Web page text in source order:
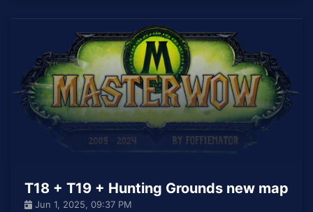
T18 + T19 + Hunting Grounds new map
Jun 1, 2025, 09:37 PM